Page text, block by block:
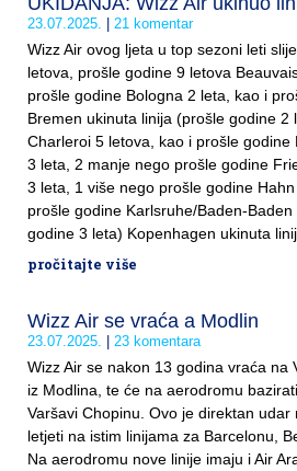
23.07.2025. 21 komentar
Wizz Air ovog ljeta u top sezoni leti
letova, prošle godine 9 letova
prošle godine Bologna 2 leta, kao i
Bremen ukinuta linija (prošle godine
Charleroi 5 letova, kao i prošle
3 leta, 2 manje nego prošle godine
3 leta, 1 više nego prošle godine
prošle godine Karlsruhe/Baden-
godine 3 leta) Kopenhagen ukinuta
pročitajte više
Wizz Air se vraća a Modlin
23.07.2025. 23 komentara
Wizz Air se nakon 13 godina vraća na
iz Modlina, te će na aerodromu
Varšavi Chopinu. Ovo je direktan
letjeti na istim linijama za Barcelonu,
Na aerodromu nove linije imaju i Air